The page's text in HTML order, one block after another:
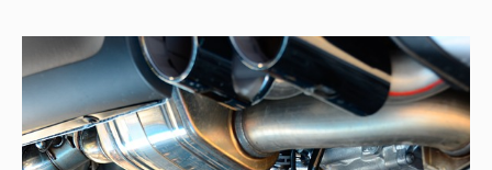
r
o
w
c
ó
s
t
e
r
k